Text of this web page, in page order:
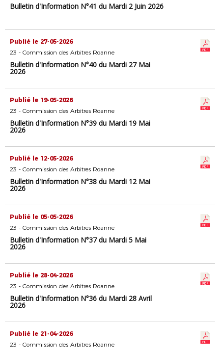
Bulletin d'Information N°41 du Mardi 2 Juin 2026
Publié le 27-05-2026
23 - Commission des Arbitres Roanne
Bulletin d'Information N°40 du Mardi 27 Mai
2026
Publié le 19-05-2026
23 - Commission des Arbitres Roanne
Bulletin d'Information N°39 du Mardi 19 Mai
2026
Publié le 12-05-2026
23 - Commission des Arbitres Roanne
Bulletin d'Information N°38 du Mardi 12 Mai
2026
Publié le 05-05-2026
23 - Commission des Arbitres Roanne
Bulletin d'Information N°37 du Mardi 5 Mai
2026
Publié le 28-04-2026
23 - Commission des Arbitres Roanne
Bulletin d'Information N°36 du Mardi 28 Avril
2026
Publié le 21-04-2026
23 - Commission des Arbitres Roanne